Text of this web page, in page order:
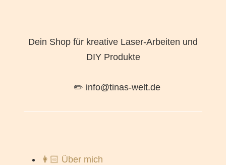
Dein Shop für kreative Laser-Arbeiten und
DIY Produkte
✏️ info@tinas-welt.de
👩🏻 Über mich